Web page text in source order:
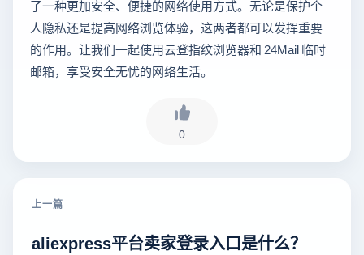
了一种更加安全、便捷的网络使用方式。无论是保护个
人隐私还是提高网络浏览体验，这两者都可以发挥重要
的作用。让我们一起使用云登指纹浏览器和 24Mail 临时
邮箱，享受安全无忧的网络生活。
0
上一篇
aliexpress平台卖家登录入口是什么？